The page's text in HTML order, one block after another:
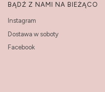
Linki w stopce
BĄDŹ Z NAMI NA BIEŻĄCO
Instagram
Dostawa w soboty
Facebook